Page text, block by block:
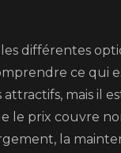
différentes
ce qui
mais il
le prix couvre
la